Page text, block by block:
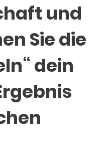
und
Sie die
dein